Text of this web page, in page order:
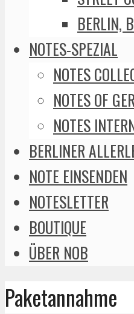
BERLIN,
NOTES-SPEZIAL
NOTES
NOTES OF
NOTES
BERLINER
NOTE EINSENDEN
NOTESLETTER
BOUTIQUE
ÜBER NOB
Paketannahme